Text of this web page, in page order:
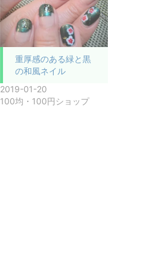
重厚感のある緑と黒
の和風ネイル
2019-01-20
100均・100円ショップ